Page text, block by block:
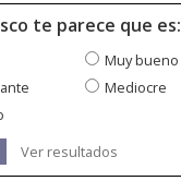
te parece que es:
Muy bueno
Mediocre
Ver resultados